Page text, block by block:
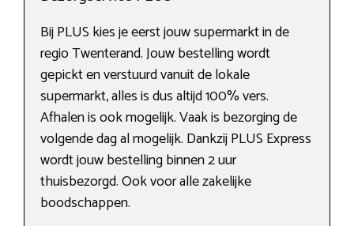
Bij PLUS kies je eerst jouw supermarkt in de
regio Twenterand. Jouw bestelling wordt
gepickt en verstuurd vanuit de lokale
supermarkt, alles is dus altijd 100% vers.
Afhalen is ook mogelijk. Vaak is bezorging de
volgende dag al mogelijk. Dankzij PLUS Express
wordt jouw bestelling binnen 2 uur
thuisbezorgd. Ook voor alle zakelijke
boodschappen.